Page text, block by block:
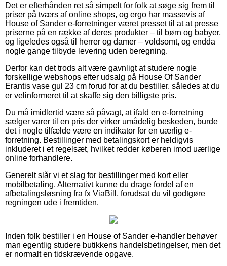
Det er efterhånden ret så simpelt for folk at søge sig frem til
priser på tværs af online shops, og ergo har massevis af
House of Sander e-forretninger været presset til at at presse
priserne på en række af deres produkter – til børn og babyer,
og ligeledes også til herrer og damer – voldsomt, og endda
nogle gange tilbyde levering uden beregning.
Derfor kan det trods alt være gavnligt at studere nogle
forskellige webshops efter udsalg på House Of Sander
Erantis vase gul 23 cm forud for at du bestiller, således at du
er velinformeret til at skaffe sig den billigste pris.
Du må imidlertid være så påvagt, at ifald en e-forretning
sælger varer til en pris der virker umådelig beskeden, burde
det i nogle tilfælde være en indikator for en uærlig e-
forretning. Bestillinger med betalingskort er heldigvis
inkluderet i et regelsæt, hvilket redder køberen imod uærlige
online forhandlere.
Generelt slår vi et slag for bestillinger med kort eller
mobilbetaling. Alternativt kunne du drage fordel af en
afbetalingsløsning fra fx ViaBill, forudsat du vil godtgøre
regningen ude i fremtiden.
Inden folk bestiller i en House of Sander e-handler behøver
man egentlig studere butikkens handelsbetingelser, men det
er normalt en tidskrævende opgave.